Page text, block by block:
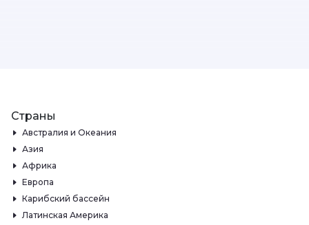
Страны
Австралия и Океания
Азия
Африка
Европа
Карибский бассейн
Латинская Америка